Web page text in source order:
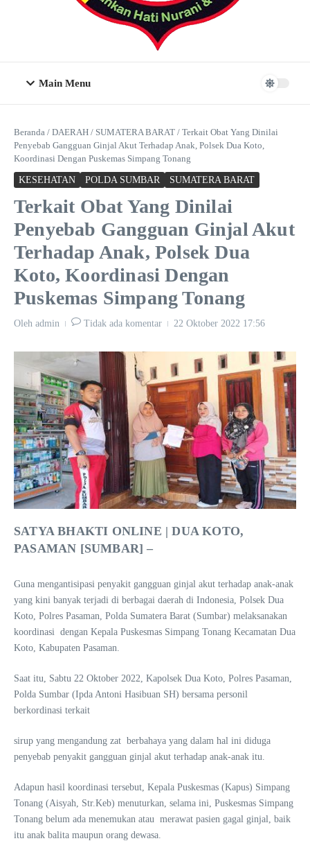
Main Menu
Beranda / DAERAH / SUMATERA BARAT / Terkait Obat Yang Dinilai
Penyebab Gangguan Ginjal Akut Terhadap Anak, Polsek Dua Koto,
Koordinasi Dengan Puskemas Simpang Tonang
KESEHATAN POLDA SUMBAR SUMATERA BARAT
Terkait Obat Yang Dinilai
Penyebab Gangguan Ginjal Akut
Terhadap Anak, Polsek Dua
Koto, Koordinasi Dengan
Puskemas Simpang Tonang
Oleh admin Tidak ada komentar 22 Oktober 2022 17:56
SATYA BHAKTI ONLINE | DUA KOTO,
PASAMAN [SUMBAR] –
Guna mengantisipasi penyakit gangguan ginjal akut terhadap anak-anak
yang kini banyak terjadi di berbagai daerah di Indonesia, Polsek Dua
Koto, Polres Pasaman, Polda Sumatera Barat (Sumbar) melaksanakan
koordinasi dengan Kepala Puskesmas Simpang Tonang Kecamatan Dua
Koto, Kabupaten Pasaman.
Saat itu, Sabtu 22 Oktober 2022, Kapolsek Dua Koto, Polres Pasaman,
Polda Sumbar (Ipda Antoni Hasibuan SH) bersama personil
berkordinasi terkait
sirup yang mengandung zat berbahaya yang dalam hal ini diduga
penyebab penyakit gangguan ginjal akut terhadap anak-anak itu.
Adapun hasil koordinasi tersebut, Kepala Puskesmas (Kapus) Simpang
Tonang (Aisyah, Str.Keb) menuturkan, selama ini, Puskesmas Simpang
Tonang belum ada menemukan atau merawat pasien gagal ginjal, baik
itu anak balita maupun orang dewasa.